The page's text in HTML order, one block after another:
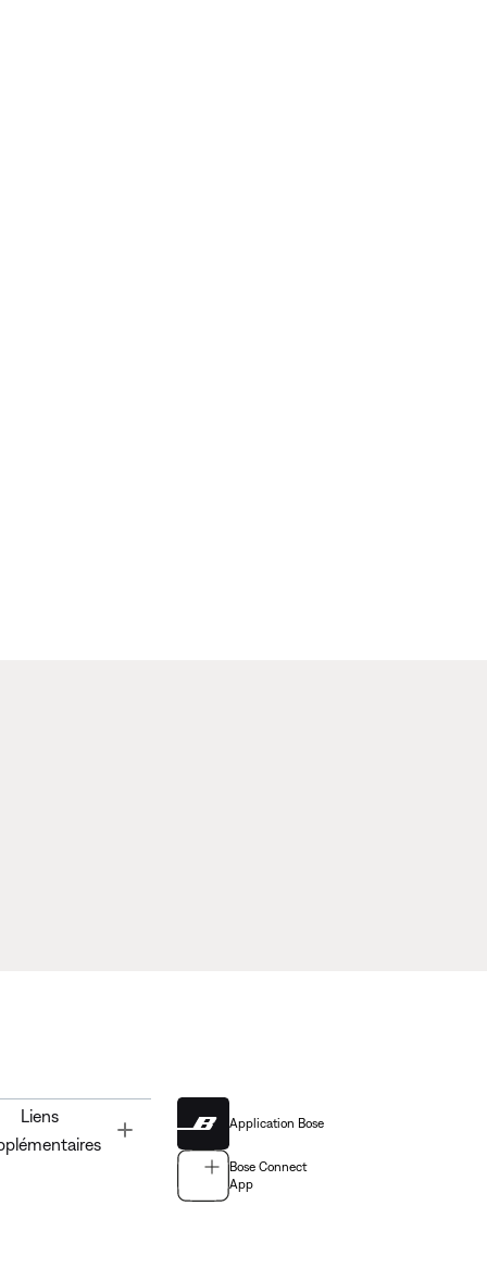
Liens
Application Bose
Bose Connect
App